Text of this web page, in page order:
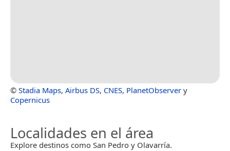
© Stadia Maps, Airbus DS, CNES, PlanetObserver y
Copernicus
Localidades en el área
Explore destinos como San Pedro y Olavarría.